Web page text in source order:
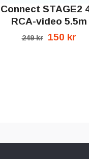
STAGE2
RCA-video 5.5m
249 kr 150 kr